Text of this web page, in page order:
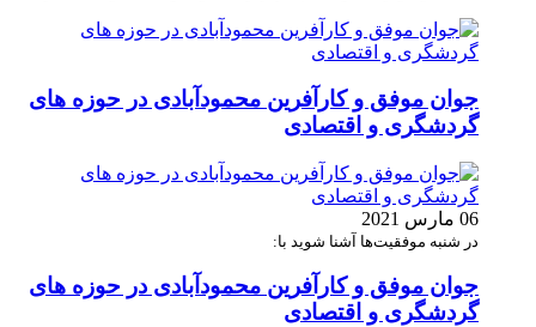
جوان موفق و کارآفرین محمودآبادی در حوزه های
گردشگری و اقتصادی
06 مارس 2021
در شنبه موفقیت‌ها آشنا شوید با:
جوان موفق و کارآفرین محمودآبادی در حوزه های
گردشگری و اقتصادی